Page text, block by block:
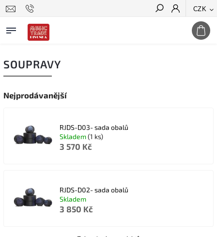
CZK
Hledat
SOUPRAVY
Nejprodávanější
RJDS-D03- sada obalů
Skladem(1 ks)
3 570 Kč
RJDS-D02- sada obalů
Skladem
3 850 Kč